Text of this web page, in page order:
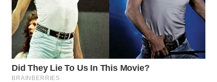
NATUNA
WN
BINTAN
WN
MANDALIKA